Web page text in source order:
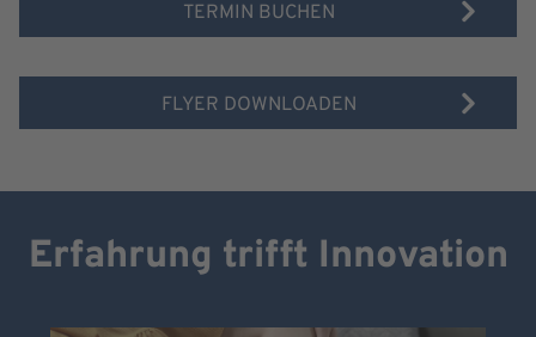
TERMIN BUCHEN
FLYER DOWNLOADEN
Erfahrung trifft Innovation